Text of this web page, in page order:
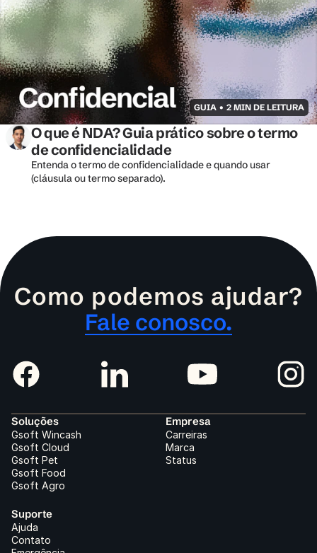
GUIA • 2 MIN DE LEITURA
O que é NDA? Guia prático sobre o termo
de confidencialidade
Entenda o termo de confidencialidade e quando usar
(cláusula ou termo separado).
Soluções
Gsoft Wincash
Gsoft Cloud
Gsoft Pet
Gsoft Food
Gsoft Agro
Empresa
Carreiras
Marca
Status
Suporte
Ajuda
Contato
Como podemos ajudar?
Fale conosco.